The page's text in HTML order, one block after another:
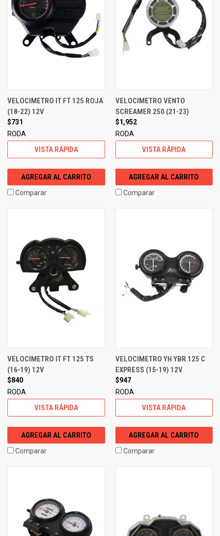
VELOCIMETRO IT FT 125 ROJA
(18-22) 12V
$731
RODA
VISTA RÁPIDA
AGREGAR AL CARRITO
Comparar
VELOCIMETRO VENTO
SCREAMER 250 (21-23)
$1,952
RODA
VISTA RÁPIDA
AGREGAR AL CARRITO
Comparar
VELOCIMETRO IT FT 125 TS
(16-19) 12V
$840
RODA
VISTA RÁPIDA
AGREGAR AL CARRITO
Comparar
VELOCIMETRO YH YBR 125 C
EXPRESS (15-19) 12V
$947
RODA
VISTA RÁPIDA
AGREGAR AL CARRITO
Comparar